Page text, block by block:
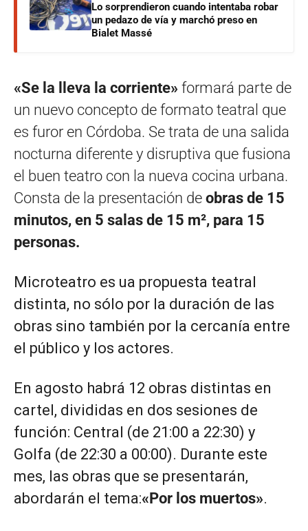
Lo sorprendieron cuando intentaba robar
un pedazo de vía y marchó preso en
Bialet Massé
«Se la lleva la corriente» formará parte de
un nuevo concepto de formato teatral que
es furor en Córdoba. Se trata de una salida
nocturna diferente y disruptiva que fusiona
el buen teatro con la nueva cocina urbana.
Consta de la presentación de obras de 15
minutos, en 5 salas de 15 m², para 15
personas.
Microteatro es ua propuesta teatral
distinta, no sólo por la duración de las
obras sino también por la cercanía entre
el público y los actores.
En agosto habrá 12 obras distintas en
cartel, divididas en dos sesiones de
función: Central (de 21:00 a 22:30) y
Golfa (de 22:30 a 00:00). Durante este
mes, las obras que se presentarán,
abordarán el tema:«Por los muertos».